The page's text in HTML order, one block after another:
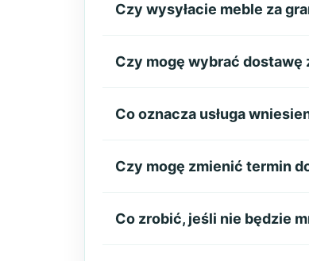
Czy wysyłacie meble za
Czy mogę wybrać dostawę
Co oznacza usługa
Czy mogę zmienić termin
Co zrobić, jeśli nie będzie